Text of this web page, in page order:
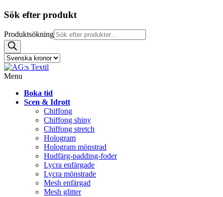
Sök efter produkt
Produktsökning
Menu
Boka tid
Scen & Idrott
Chiffong
Chiffong shiny
Chiffong stretch
Hologram
Hologram mönstrad
Hudfärg-padding-foder
Lycra enfärgade
Lycra mönstrade
Mesh enfärgad
Mesh glitter